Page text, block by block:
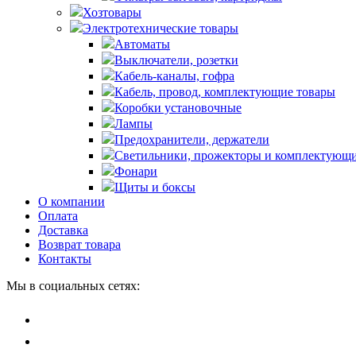
Хозтовары
Электротехнические товары
Автоматы
Выключатели, розетки
Кабель-каналы, гофра
Кабель, провод, комплектующие товары
Коробки установочные
Лампы
Предохранители, держатели
Светильники, прожекторы и
Фонари
Щиты и боксы
О компании
Оплата
Доставка
Возврат товара
Контакты
Мы в социальных сетях: